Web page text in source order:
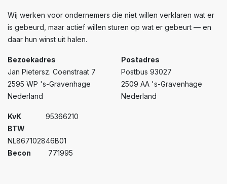
Wij werken voor ondernemers die niet willen verklaren wat er
is gebeurd, maar actief willen sturen op wat er gebeurt — en
daar hun winst uit halen.
Bezoekadres
Jan Pietersz. Coenstraat 7
2595 WP 's-Gravenhage
Nederland
Postadres
Postbus 93027
2509 AA 's-Gravenhage
Nederland
KvK ​ ​
95366210
BTW ​
NL867102846B01
Becon
771995